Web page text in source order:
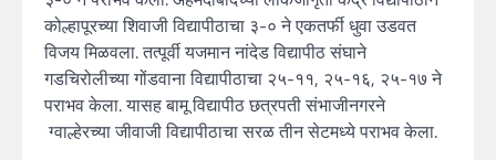
कोल्हापूरच्या शिवाजी विद्यापीठाचा ३-० ने एकतर्फी धुवा उडवत
विजय मिळवला. तत्पूर्वी यजमान नांदेड विद्यापीठ संघाने
गडचिरोलीच्या गोंडवाना विद्यापीठाचा २५-११, २५-१६, २५-१७ ने
पराभव केला. यासह बामू विद्यापीठ छत्रपती संभाजीनगरने
ग्वाल्हेरच्या जीवाजी विद्यापीठाचा सरळ तीन सेटमध्ये पराभव केला.